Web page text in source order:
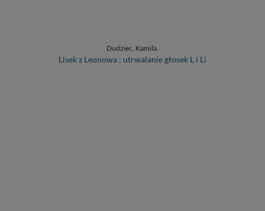
Dudziec, Kamila.
Lisek z Leonowa : utrwalanie głosek L i Li